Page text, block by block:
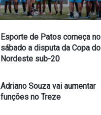
Esporte de Patos começa no
sábado a disputa da Copa do
Nordeste sub-20
Adriano Souza vai aumentar
funções no Treze